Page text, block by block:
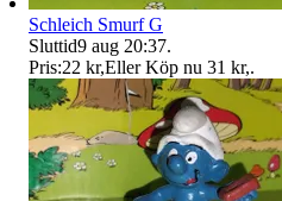
Schleich Smurf G
Sluttid9 aug 20:37.
Pris:22 kr,Eller Köp nu 31 kr,.